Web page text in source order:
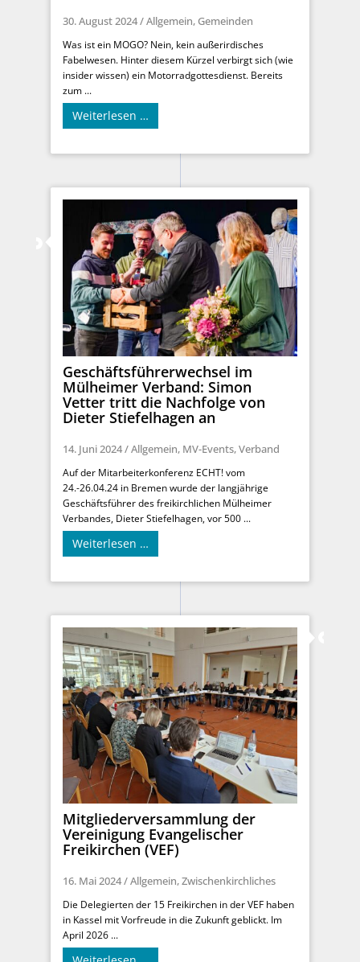
30. August 2024/Allgemein, Gemeinden
Was ist ein MOGO? Nein, kein außerirdisches
Fabelwesen. Hinter diesem Kürzel verbirgt sich (wie
insider wissen) ein Motorradgottesdienst. Bereits
zum ...
Weiterlesen …
Geschäftsführerwechsel im
Mülheimer Verband: Simon
Vetter tritt die Nachfolge von
Dieter Stiefelhagen an
14. Juni 2024/Allgemein, MV-Events,Verband
Auf der Mitarbeiterkonferenz ECHT! vom
24.-26.04.24 in Bremen wurde der langjährige
Geschäftsführer des freikirchlichen Mülheimer
Verbandes, Dieter Stiefelhagen, vor 500 ...
Weiterlesen …
Mitgliederversammlung der
Vereinigung Evangelischer
Freikirchen (VEF)
16. Mai 2024/Allgemein,Zwischenkirchliches
Die Delegierten der 15 Freikirchen in der VEF haben
in Kassel mit Vorfreude in die Zukunft geblickt. Im
April 2026 ...